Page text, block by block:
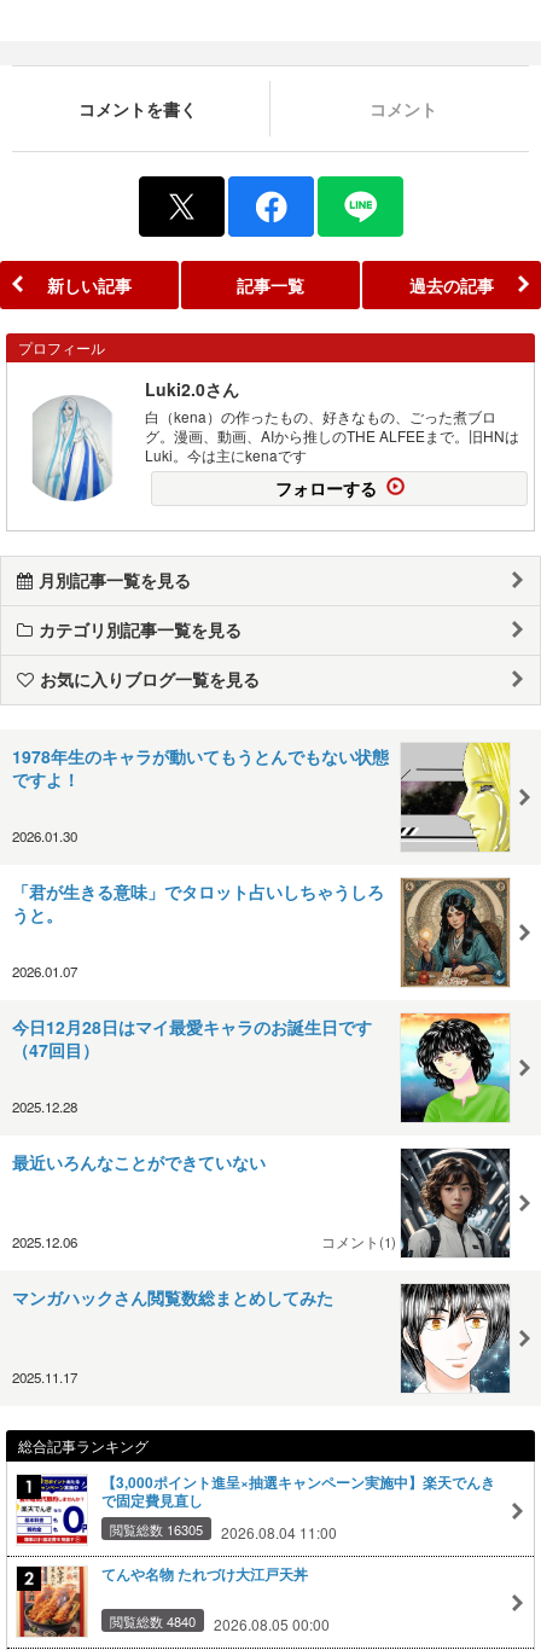
コメントを書く コメント
新しい記事 記事一覧 過去の記事
プロフィール
Luki2.0さん
白（kena）の作ったもの、好きなもの、ごった煮ブロ
グ。漫画、動画、AIから推しのTHE ALFEEまで。旧HNは
Luki。今は主にkenaです
フォローする
月別記事一覧を見る
カテゴリ別記事一覧を見る
お気に入りブログ一覧を見る
1978年生のキャラが動いてもうとんでもない状態
ですよ！
2026.01.30
「君が生きる意味」でタロット占いしちゃうしろ
うと。
2026.01.07
今日12月28日はマイ最愛キャラのお誕生日です
（47回目）
2025.12.28
最近いろんなことができていない
2025.12.06 コメント(1)
マンガハックさん閲覧数総まとめしてみた
2025.11.17
総合記事ランキング
【3,000ポイント進呈×抽選キャンペーン実施中】楽天でんき
で固定費見直し
閲覧総数 16305 2026.08.04 11:00
てんや名物 たれづけ大江戸天丼
閲覧総数 4840 2026.08.05 00:00